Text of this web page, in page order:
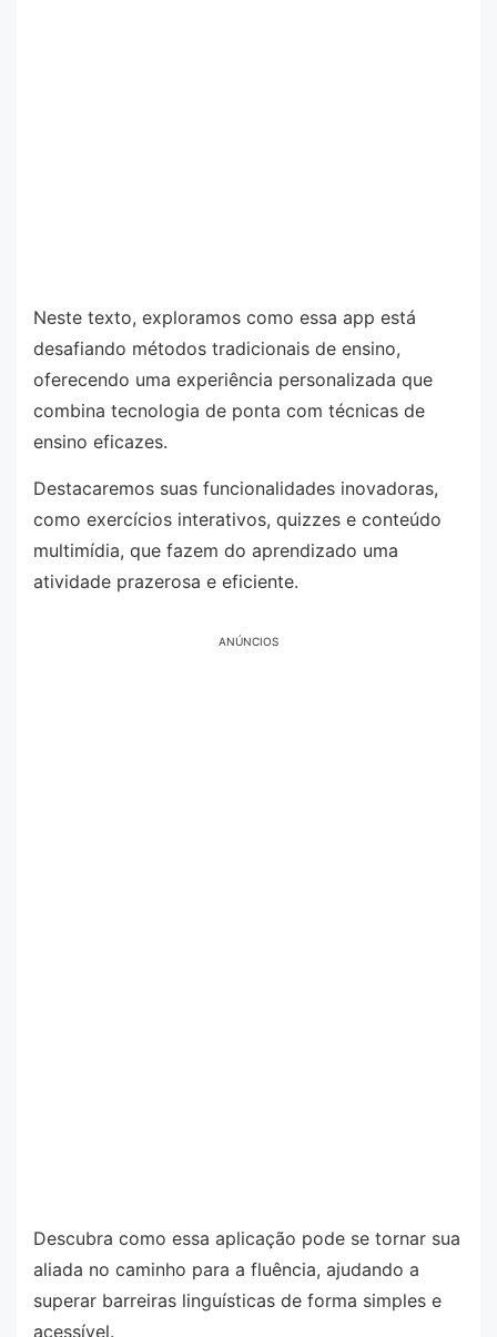
Neste texto, exploramos como essa app está
desafiando métodos tradicionais de ensino,
oferecendo uma experiência personalizada que
combina tecnologia de ponta com técnicas de
ensino eficazes.
Destacaremos suas funcionalidades inovadoras,
como exercícios interativos, quizzes e conteúdo
multimídia, que fazem do aprendizado uma
atividade prazerosa e eficiente.
ANÚNCIOS
Descubra como essa aplicação pode se tornar sua
aliada no caminho para a fluência, ajudando a
superar barreiras linguísticas de forma simples e
acessível.